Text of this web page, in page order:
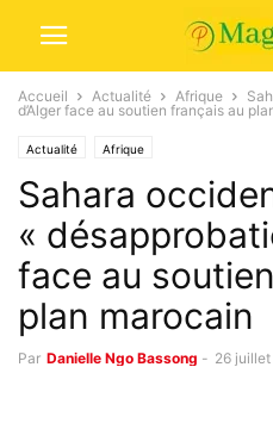
Accueil Actualité Afrique
d’Alger face au soutien français au
Actualité Afrique
Sahara
«
face au
plan marocain
Par Danielle Ngo Bassong - 26